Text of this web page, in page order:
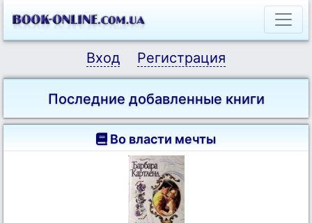
Вход Регистрация
Последние добавленные книги
Во власти мечты